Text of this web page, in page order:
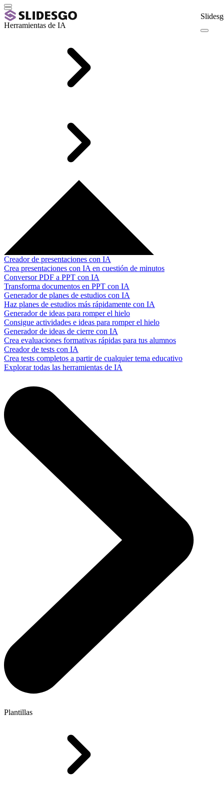
Herramientas de IA
Creador de presentaciones con IA
Crea presentaciones con IA en cuestión de minutos
Conversor PDF a PPT con IA
Transforma documentos en PPT con IA
Generador de planes de estudios con IA
Haz planes de estudios más rápidamente con IA
Generador de ideas para romper el hielo
Consigue actividades e ideas para romper el hielo
Generador de ideas de cierre con IA
Crea evaluaciones formativas rápidas para tus alumnos
Creador de tests con IA
Crea tests completos a partir de cualquier tema educativo
Explorar todas las herramientas de IA
Plantillas